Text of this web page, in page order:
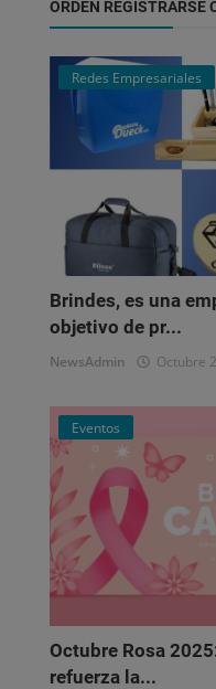
ORDEN REGISTRARSE
Redes Empresariales
Brindes, es una
objetivo de pr...
NewsAdmin Octubre
Eventos
Octubre Rosa
refuerza la...